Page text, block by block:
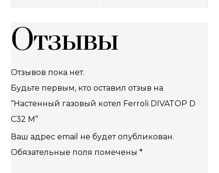
Отзывы
Отзывов пока нет.
Будьте первым, кто оставил отзыв на
“Настенный газовый котел Ferroli DIVATOP D
C32 M”
Ваш адрес email не будет опубликован.
Обязательные поля помечены*